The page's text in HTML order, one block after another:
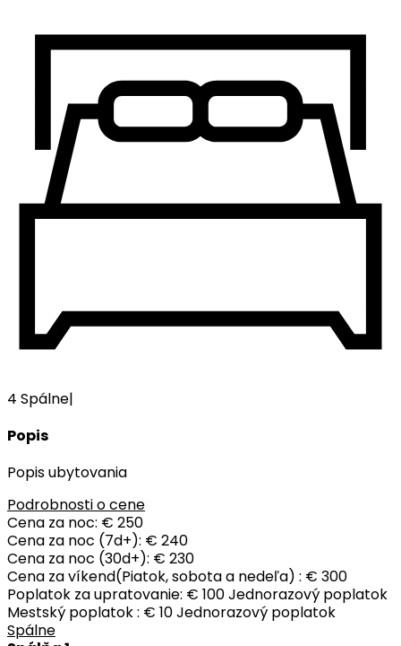
4 Spálne|
Popis
Popis ubytovania
Podrobnosti o cene
Cena za noc: € 250
Cena za noc (7d+): € 240
Cena za noc (30d+): € 230
Cena za víkend(Piatok, sobota a nedeľa) : € 300
Poplatok za upratovanie: € 100 Jednorazový poplatok
Mestský poplatok : € 10 Jednorazový poplatok
Spálne